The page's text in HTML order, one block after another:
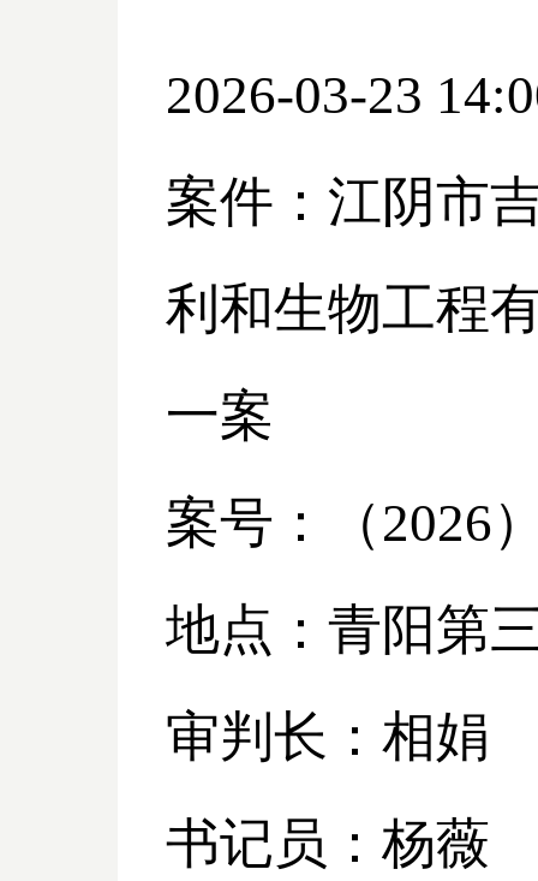
2026-03-23
案件：江阴市
利和生物工程
一案
案号：（2026
地点：青阳第
审判长：相娟
书记员：杨薇